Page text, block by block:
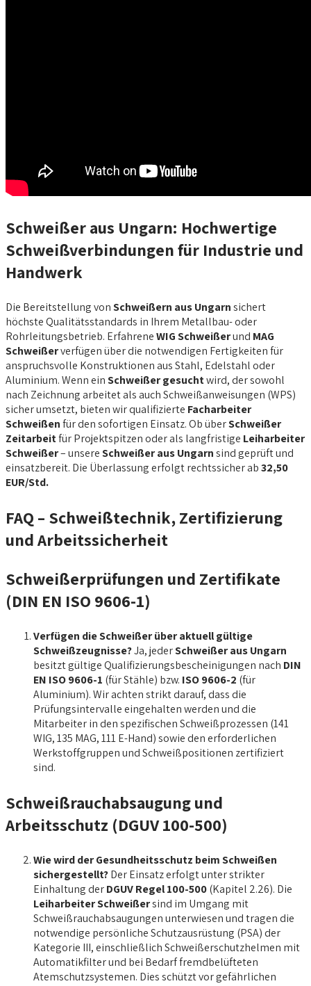
Schweißer aus Ungarn: Hochwertige
Schweißverbindungen für Industrie und
Handwerk
Die Bereitstellung vonSchweißern aus Ungarnsichert
höchste Qualitätsstandards in Ihrem Metallbau- oder
Rohrleitungsbetrieb. ErfahreneWIG Schweißerund MAG
Schweißerverfügen über die notwendigen Fertigkeiten für
anspruchsvolle Konstruktionen aus Stahl, Edelstahl oder
Aluminium. Wenn einSchweißer gesuchtwird, der sowohl
nach Zeichnung arbeitet als auch Schweißanweisungen (WPS)
sicher umsetzt, bieten wir qualifizierte Facharbeiter
Schweißenfür den sofortigen Einsatz. Ob überSchweißer
Zeitarbeitfür Projektspitzen oder als langfristige Leiharbeiter
Schweißer– unsereSchweißer aus Ungarnsind geprüft und
einsatzbereit. Die Überlassung erfolgt rechtssicher ab32,50
EUR/Std.
FAQ – Schweißtechnik, Zertifizierung
und Arbeitssicherheit
Schweißerprüfungen und Zertifikate
(DIN EN ISO 9606-1)
Verfügen die Schweißer über aktuell gültige
Schweißzeugnisse?Ja, jederSchweißer aus Ungarn
besitzt gültige Qualifizierungsbescheinigungen nach DIN
EN ISO 9606-1 (für Stähle) bzw. ISO 9606-2 (für
Aluminium). Wir achten strikt darauf, dass die
Prüfungsintervalle eingehalten werden und die
Mitarbeiter in den spezifischen Schweißprozessen (141
WIG, 135 MAG, 111 E-Hand) sowie den erforderlichen
Werkstoffgruppen und Schweißpositionen zertifiziert
sind.
Schweißrauchabsaugung und
Arbeitsschutz (DGUV 100-500)
Wie wird der Gesundheitsschutz beim Schweißen
sichergestellt?Der Einsatz erfolgt unter strikter
Einhaltung derDGUV Regel 100-500(Kapitel 2.26). Die
Leiharbeiter Schweißersind im Umgang mit
Schweißrauchabsaugungen unterwiesen und tragen die
notwendige persönliche Schutzausrüstung (PSA) der
Kategorie III, einschließlich Schweißerschutzhelmen mit
Automatikfilter und bei Bedarf fremdbelüfteten
Atemschutzsystemen. Dies schützt vor gefährlichen